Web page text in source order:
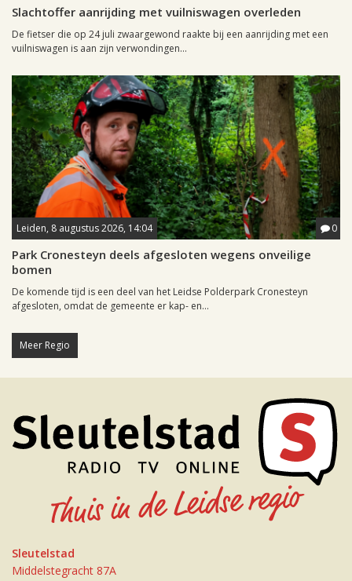
Slachtoffer aanrijding met vuilniswagen overleden
De fietser die op 24 juli zwaargewond raakte bij een aanrijding met een
vuilniswagen is aan zijn verwondingen...
Leiden, 8 augustus 2026, 14:04 0
Park Cronesteyn deels afgesloten wegens onveilige
bomen
De komende tijd is een deel van het Leidse Polderpark Cronesteyn
afgesloten, omdat de gemeente er kap- en...
Meer Regio
Sleutelstad
Middelstegracht 87A